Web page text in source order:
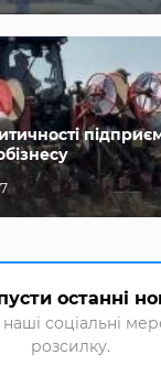
останні
соціальні
розсилку.